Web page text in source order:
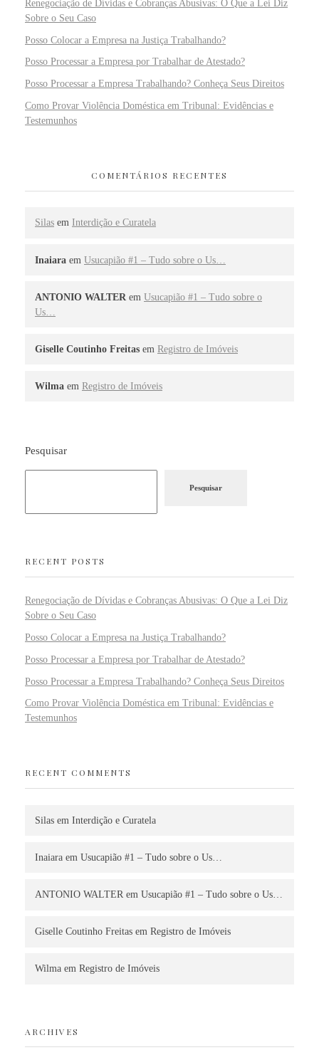
Renegociação de Dívidas e Cobranças Abusivas: O Que a Lei Diz
Sobre o Seu Caso
Posso Colocar a Empresa na Justiça Trabalhando?
Posso Processar a Empresa por Trabalhar de Atestado?
Posso Processar a Empresa Trabalhando? Conheça Seus Direitos
Como Provar Violência Doméstica em Tribunal: Evidências e
Testemunhos
COMENTÁRIOS RECENTES
Silas em Interdição e Curatela
Inaiara em Usucapião #1 – Tudo sobre o Us…
ANTONIO WALTER em Usucapião #1 – Tudo sobre o
Us…
Giselle Coutinho Freitas em Registro de Imóveis
Wilma em Registro de Imóveis
Pesquisar
Pesquisar
RECENT POSTS
Renegociação de Dívidas e Cobranças Abusivas: O Que a Lei Diz
Sobre o Seu Caso
Posso Colocar a Empresa na Justiça Trabalhando?
Posso Processar a Empresa por Trabalhar de Atestado?
Posso Processar a Empresa Trabalhando? Conheça Seus Direitos
Como Provar Violência Doméstica em Tribunal: Evidências e
Testemunhos
RECENT COMMENTS
Silas em Interdição e Curatela
Inaiara em Usucapião #1 – Tudo sobre o Us…
ANTONIO WALTER em Usucapião #1 – Tudo sobre o Us…
Giselle Coutinho Freitas em Registro de Imóveis
Wilma em Registro de Imóveis
ARCHIVES